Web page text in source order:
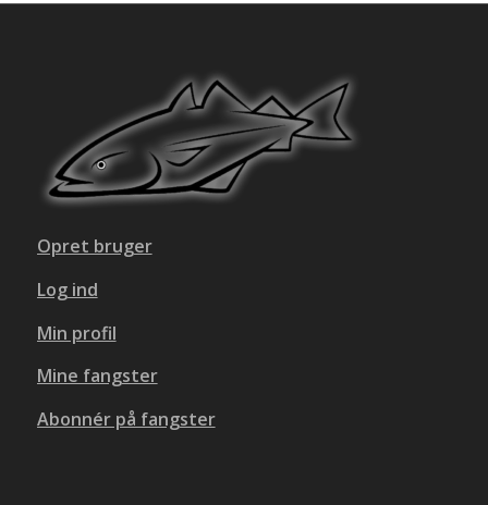
Opret bruger
Log ind
Min profil
Mine fangster
Abonnér på fangster